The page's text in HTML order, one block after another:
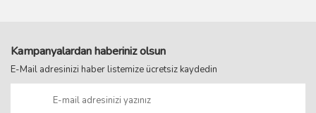
Kampanyalardan haberiniz olsun
E-Mail adresinizi haber listemize ücretsiz kaydedin